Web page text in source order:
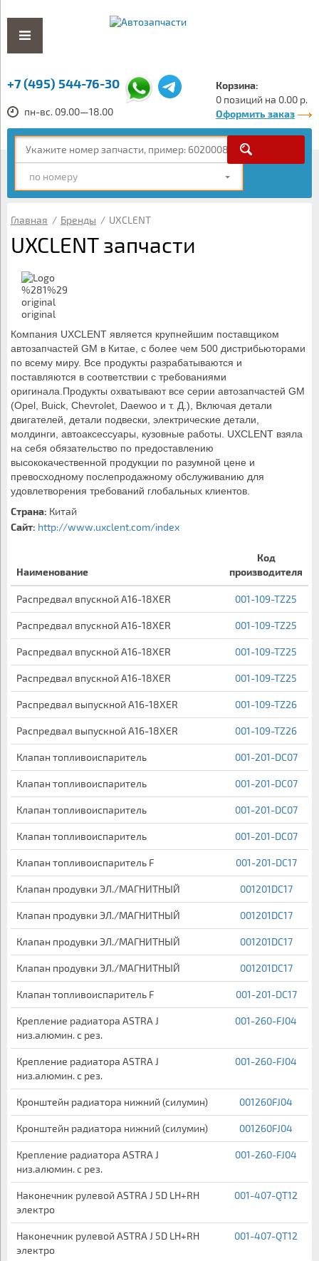
+7 (495) 544-76-30
пн-вс. 09.00—18.00
Корзина:
0 позиций на 0.00 р.
Оформить заказ
по номеру
Главная / Бренды / UXCLENT
UXCLENT запчасти
Компания UXCLENT является крупнейшим поставщиком
автозапчастей GM в Китае, с более чем 500 дистрибьюторами
по всему миру. Все продукты разрабатываются и
поставляются в соответствии с требованиями
оригинала.Продукты охватывают все серии автозапчастей GM
(Opel, Buick, Chevrolet, Daewoo и т. Д.), Включая детали
двигателей, детали подвески, электрические детали,
молдинги, автоаксессуары, кузовные работы. UXCLENT взяла
на себя обязательство по предоставлению
высококачественной продукции по разумной цене и
превосходному послепродажному обслуживанию для
удовлетворения требований глобальных клиентов.
Страна: Китай
Сайт: http://www.uxclent.com/index
Наименование
Код
производителя
Распредвал впускной A16-18XER 001-109-TZ25
Распредвал впускной A16-18XER 001-109-TZ25
Распредвал впускной A16-18XER 001-109-TZ25
Распредвал впускной A16-18XER 001-109-TZ25
Распредвал выпускной A16-18XER 001-109-TZ26
Распредвал выпускной A16-18XER 001-109-TZ26
Клапан топливоиспаритель 001-201-DC07
Клапан топливоиспаритель 001-201-DC07
Клапан топливоиспаритель 001-201-DC07
Клапан топливоиспаритель 001-201-DC07
Клапан топливоиспаритель F 001-201-DC17
Клапан продувки ЭЛ./МАГНИТНЫЙ 001201DC17
Клапан продувки ЭЛ./МАГНИТНЫЙ 001201DC17
Клапан продувки ЭЛ./МАГНИТНЫЙ 001201DC17
Клапан продувки ЭЛ./МАГНИТНЫЙ 001201DC17
Клапан топливоиспаритель F 001-201-DC17
Крепление радиатора ASTRA J
низ.алюмин. с рез.
001-260-FJ04
Крепление радиатора ASTRA J
низ.алюмин. с рез.
001-260-FJ04
Кронштейн радиатора нижний (силумин) 001260FJ04
Кронштейн радиатора нижний (силумин) 001260FJ04
Крепление радиатора ASTRA J
низ.алюмин. с рез.
001-260-FJ04
Наконечник рулевой ASTRA J 5D LH+RH
электро
001-407-QT12
Наконечник рулевой ASTRA J 5D LH+RH
электро
001-407-QT12